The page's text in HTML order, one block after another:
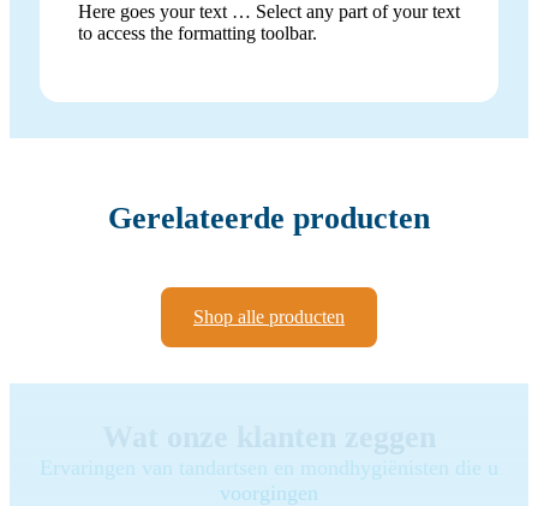
Here goes your text … Select any part of your text
to access the formatting toolbar.
Gerelateerde producten
Shop alle producten
Ervaringen van tandartsen en mondhygiënisten die u
voorgingen